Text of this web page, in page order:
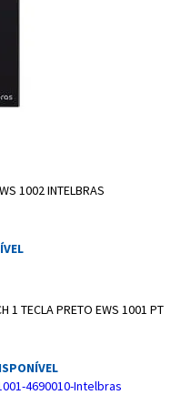
1002 INTELBRAS
1 TECLA PRETO EWS 1001 PT